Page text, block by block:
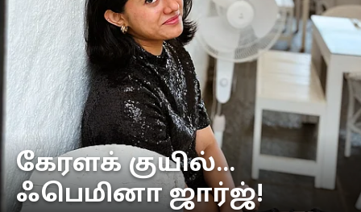
கேரளக் குயில்...
ஃபெமினா ஜார்ஜ்!